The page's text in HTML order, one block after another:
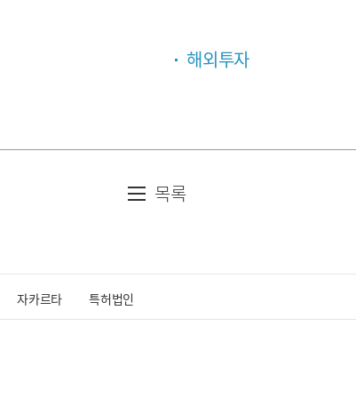
해외투자
목록
자카르타 특허법인